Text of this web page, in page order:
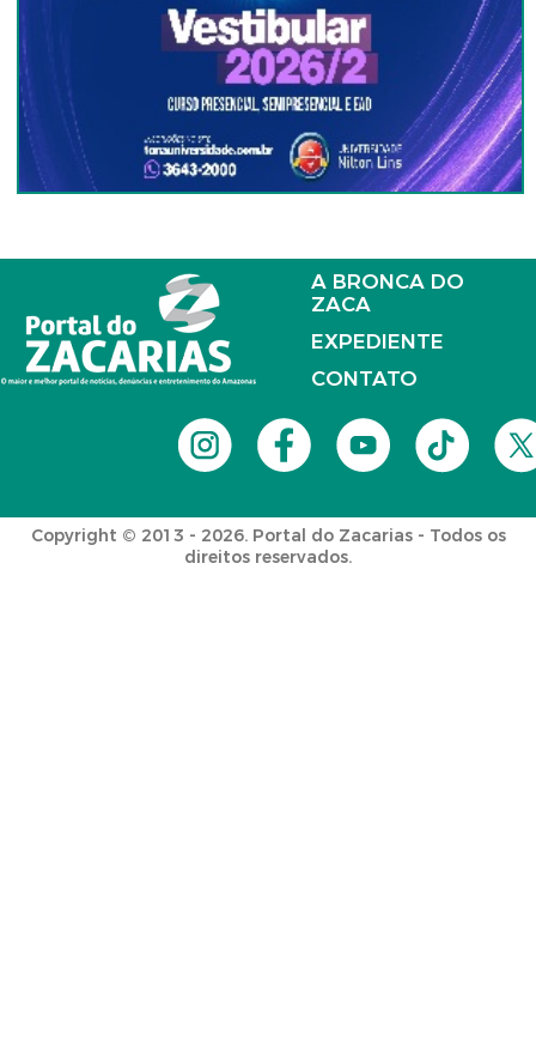
A BRONCA DO
ZACA
EXPEDIENTE
CONTATO
Copyright © 2013 - 2026. Portal do Zacarias - Todos os
direitos reservados.